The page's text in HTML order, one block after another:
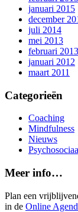
januari 2015
december
juli 2014
mei 2013
februari 2013
januari 2012
maart 2011
Categorieën
Coaching
Mindfulness
Nieuws
Meer info…
Plan een
in de Online